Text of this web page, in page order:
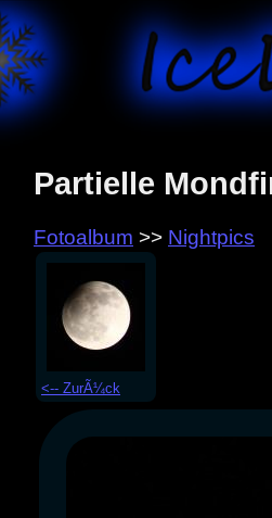
Partielle
Fotoalbum >> Nightpics
<-- ZurÃ¼ck